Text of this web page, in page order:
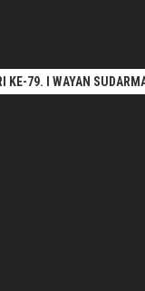
KE-79. I WAYAN